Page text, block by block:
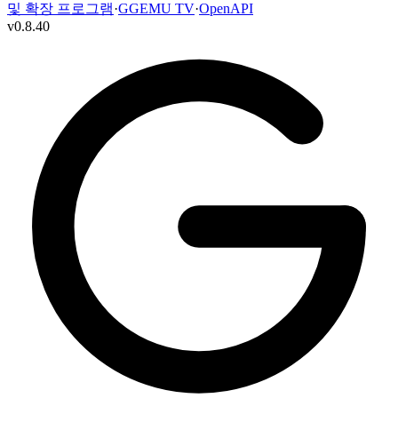
및 확장 프로그램·GGEMU TV·OpenAPI
v0.8.40